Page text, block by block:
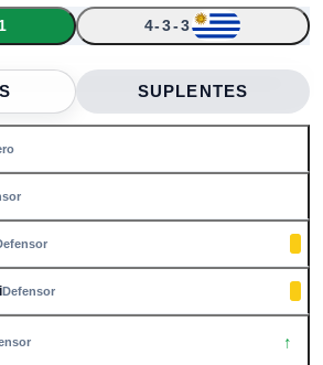
4-3-3 ↑
↑
↑
SUPLENTES
Defensor
↑